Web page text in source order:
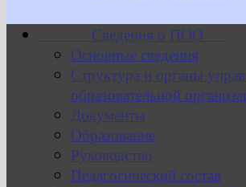
Сведения о ПОО
Основные сведения
Структура и органы
образовательной
Документы
Образование
Руководство
Педагогический состав